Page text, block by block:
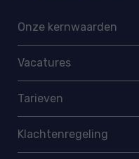
Onze kernwaarden
Vacatures
Tarieven
Klachtenregeling